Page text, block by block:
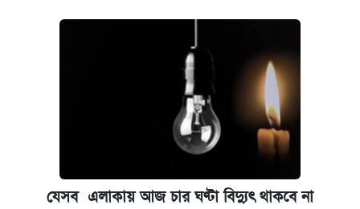
যেসব এলাকায় আজ চার ঘণ্টা বিদ্যুৎ থাকবে না